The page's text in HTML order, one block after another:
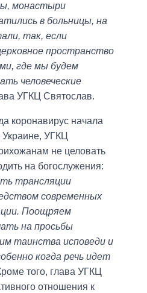
монастыри
в больницы, на
так, если
пространство
где мы будем
человеческие
УГКЦ Святослав.
коронавирус начала
Украине, УГКЦ
не целовать
на богослужения:
трансляции
современных
Поощряем
на просьбы
таинства исповеди и
когда речь идет
того, глава УГКЦ
отношения к